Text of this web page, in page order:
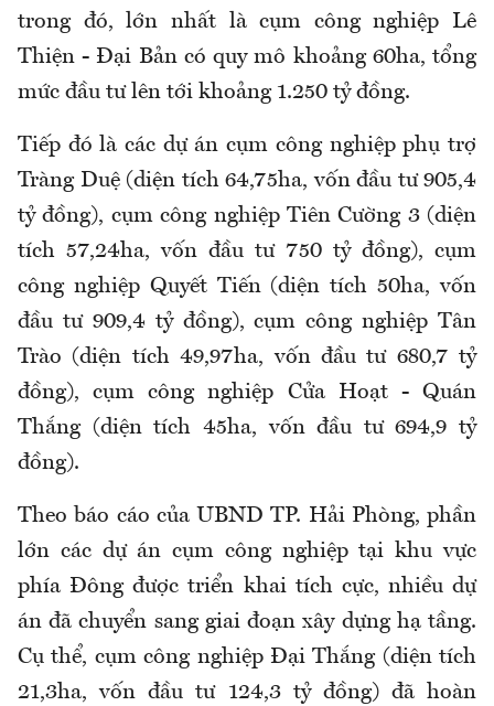
trong đó, lớn nhất là cụm công nghiệp Lê
Thiện - Đại Bản có quy mô khoảng 60ha, tổng
mức đầu tư lên tới khoảng 1.250 tỷ đồng.
Tiếp đó là các dự án cụm công nghiệp phụ trợ
Tràng Duệ (diện tích 64,75ha, vốn đầu tư 905,4
tỷ đồng), cụm công nghiệp Tiên Cường 3 (diện
tích 57,24ha, vốn đầu tư 750 tỷ đồng), cụm
công nghiệp Quyết Tiến (diện tích 50ha, vốn
đầu tư 909,4 tỷ đồng), cụm công nghiệp Tân
Trào (diện tích 49,97ha, vốn đầu tư 680,7 tỷ
đồng), cụm công nghiệp Cửa Hoạt - Quán
Thắng (diện tích 45ha, vốn đầu tư 694,9 tỷ
đồng).
Theo báo cáo của UBND TP. Hải Phòng, phần
lớn các dự án cụm công nghiệp tại khu vực
phía Đông được triển khai tích cực, nhiều dự
án đã chuyển sang giai đoạn xây dựng hạ tầng.
Cụ thể, cụm công nghiệp Đại Thắng (diện tích
21,3ha, vốn đầu tư 124,3 tỷ đồng) đã hoàn